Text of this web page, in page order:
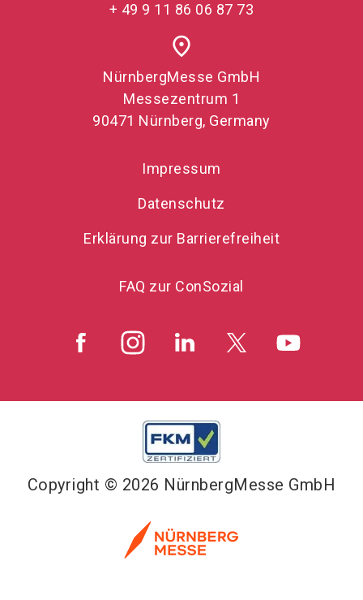
+ 49 9 11 86 06 87 73
place
NürnbergMesse GmbH
Messezentrum 1
90471 Nürnberg, Germany
Impressum
Datenschutz
Erklärung zur Barrierefreiheit
FAQ zur ConSozial
Copyright © 2026 NürnbergMesse GmbH